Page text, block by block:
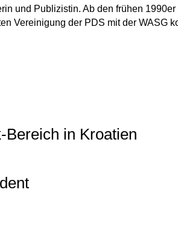
und Publizistin. Ab den frühen
Vereinigung der PDS mit der WASG
in Kroatien